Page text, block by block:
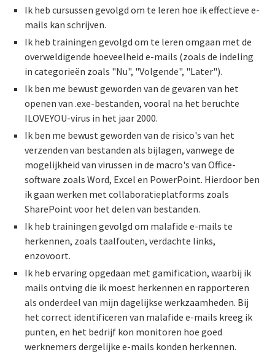
Ik heb cursussen gevolgd om te leren hoe ik effectieve e-
mails kan schrijven.
Ik heb trainingen gevolgd om te leren omgaan met de
overweldigende hoeveelheid e-mails (zoals de indeling
in categorieën zoals "Nu", "Volgende", "Later").
Ik ben me bewust geworden van de gevaren van het
openen van .exe-bestanden, vooral na het beruchte
ILOVEYOU-virus in het jaar 2000.
Ik ben me bewust geworden van de risico's van het
verzenden van bestanden als bijlagen, vanwege de
mogelijkheid van virussen in de macro's van Office-
software zoals Word, Excel en PowerPoint. Hierdoor ben
ik gaan werken met collaboratieplatforms zoals
SharePoint voor het delen van bestanden.
Ik heb trainingen gevolgd om malafide e-mails te
herkennen, zoals taalfouten, verdachte links,
enzovoort.
Ik heb ervaring opgedaan met gamification, waarbij ik
mails ontving die ik moest herkennen en rapporteren
als onderdeel van mijn dagelijkse werkzaamheden. Bij
het correct identificeren van malafide e-mails kreeg ik
punten, en het bedrijf kon monitoren hoe goed
werknemers dergelijke e-mails konden herkennen.